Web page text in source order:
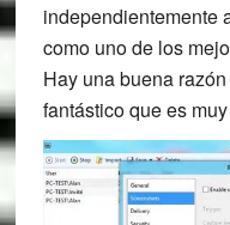
independientemente
como uno de los
Hay una buena
fantástico que es